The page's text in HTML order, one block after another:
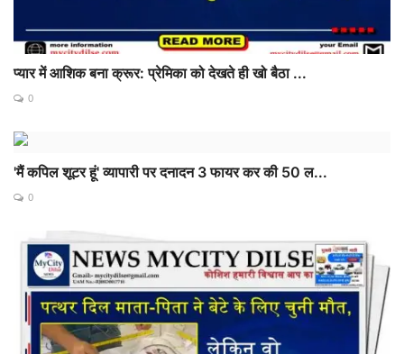
प्यार में आशिक बना क्रूर: प्रेमिका को देखते ही खो बैठा ...
0
'मैं कपिल शूटर हूं' व्यापारी पर दनादन 3 फायर कर की 50 ल...
0